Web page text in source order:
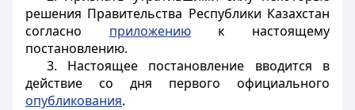
решения Правительства Республики Казахстан
согласно приложениюк настоящему
постановлению.
3. Настоящее постановление вводится в
действие со дня первого официального
опубликования.